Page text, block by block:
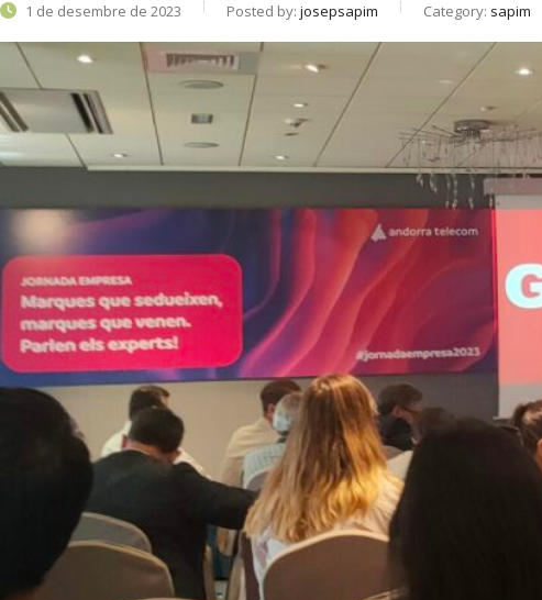
1 de desembre de 2023 Posted by: josepsapim Category: sapim